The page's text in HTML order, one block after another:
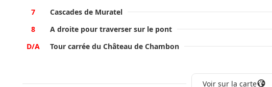
7
Cascades de Muratel
8
A droite pour traverser sur le pont
D/A
Tour carrée du Château de Chambon
Voir sur la carte